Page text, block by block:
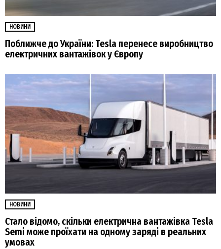
НОВИНИ
Поближче до України: Tesla перенесе виробництво
електричних вантажівок у Європу
НОВИНИ
Стало відомо, скільки електрична вантажівка Tesla
Semi може проїхати на одному заряді в реальних
умовах